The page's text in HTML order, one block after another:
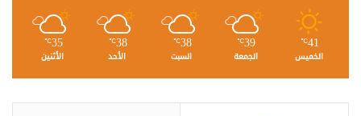
41
℃
الخميس
39
℃
الجمعة
38
℃
السبت
38
℃
الأحد
35
℃
الأثنين